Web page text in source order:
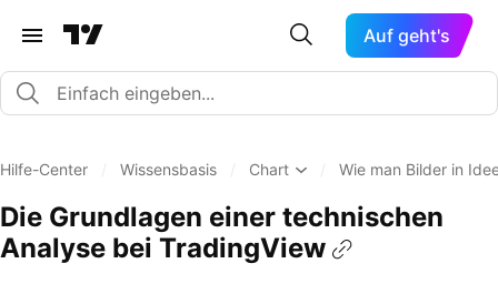
Auf geht's
Hilfe-Center Wissensbasis Chart Wie man Bilder in
Die Grundlagen einer technischen
Analyse bei TradingView